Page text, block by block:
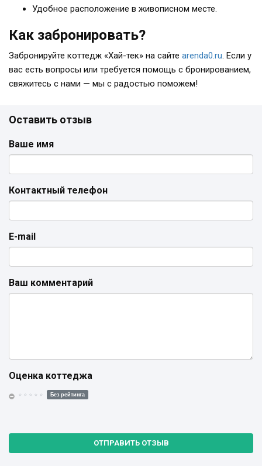
Удобное расположение в живописном месте.
Как забронировать?
Забронируйте коттедж «Хай-тек» на сайте arenda0.ru. Если у
вас есть вопросы или требуется помощь с бронированием,
свяжитесь с нами — мы с радостью поможем!
Оставить отзыв
Ваше имя
Контактный телефон
E-mail
Ваш комментарий
Оценка коттеджа
Без рейтинга
ОТПРАВИТЬ ОТЗЫВ